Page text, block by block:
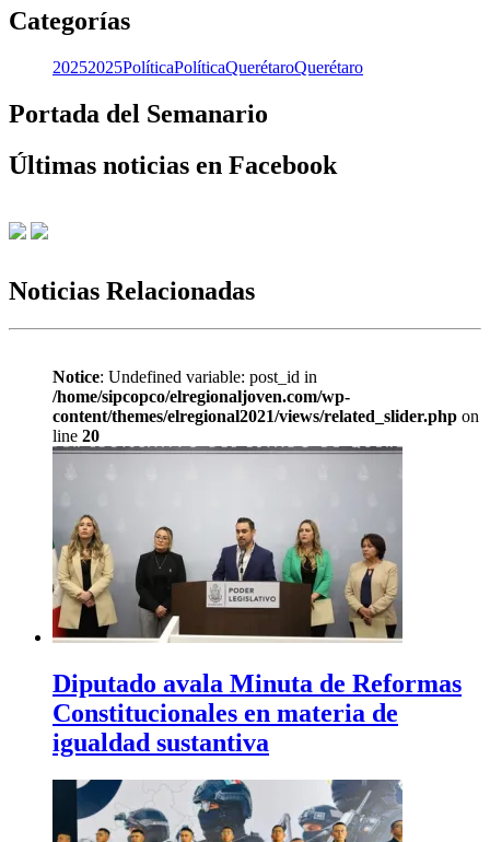
Categorías
20252025PolíticaPolíticaQuerétaroQuerétaro
Portada del Semanario
Últimas noticias en Facebook
Noticias Relacionadas
Notice: Undefined variable: post_id in
/home/sipcopco/elregionaljoven.com/wp-
content/themes/elregional2021/views/related_slider.php on
line 20
Diputado avala Minuta de Reformas
Constitucionales en materia de
igualdad sustantiva